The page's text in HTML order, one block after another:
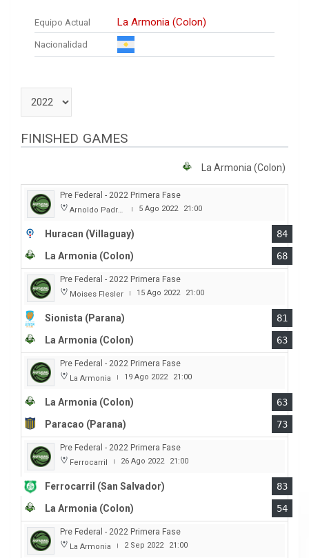
Equipo Actual La Armonia (Colon)
Nacionalidad
FINISHED GAMES
La Armonia (Colon)
Pre Federal - 2022 Primera Fase
Arnoldo Padre Lobbosco | 5 Ago 2022 21:00
Huracan (Villaguay)
84
La Armonia (Colon)
68
Pre Federal - 2022 Primera Fase
Moises Flesler | 15 Ago 2022 21:00
Sionista (Parana)
81
La Armonia (Colon)
63
Pre Federal - 2022 Primera Fase
La Armonia | 19 Ago 2022 21:00
La Armonia (Colon)
63
Paracao (Parana)
73
Pre Federal - 2022 Primera Fase
Ferrocarril | 26 Ago 2022 21:00
Ferrocarril (San Salvador)
83
La Armonia (Colon)
54
Pre Federal - 2022 Primera Fase
La Armonia | 2 Sep 2022 21:00